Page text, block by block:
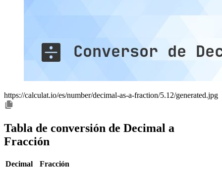
https://calculat.io/es/number/decimal-as-a-fraction/5.12/generated.jpg
Tabla de conversión de Decimal a
Fracción
Decimal
Fracción